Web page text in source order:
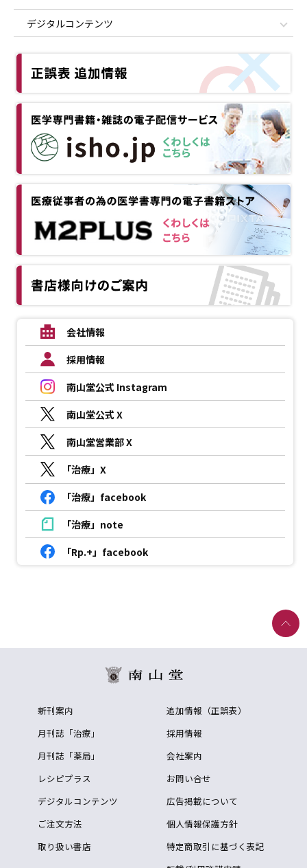
デジタルコンテンツ
会社情報
採用情報
南山堂公式 Instagram
南山堂公式 X
南山堂営業部 X
「治療」X
「治療」facebook
「治療」note
「Rp.+」facebook
新刊案内
月刊誌「治療」
月刊誌「薬局」
レシピプラス
デジタルコンテンツ
ご注文方法
取り扱い書店
追加情報（正誤表）
採用情報
会社案内
お問い合せ
広告掲載について
個人情報保護方針
特定商取引に基づく表記